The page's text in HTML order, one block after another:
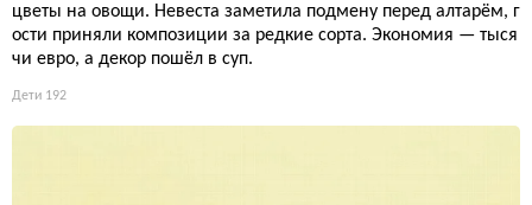
цветы на овощи. Невеста заметила подмену перед алтарём, г
ости приняли композиции за редкие сорта. Экономия — тыся
чи евро, а декор пошёл в суп.
Дети 192